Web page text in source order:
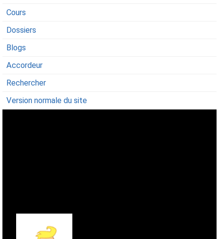
Cours
Dossiers
Blogs
Accordeur
Rechercher
Version normale du site